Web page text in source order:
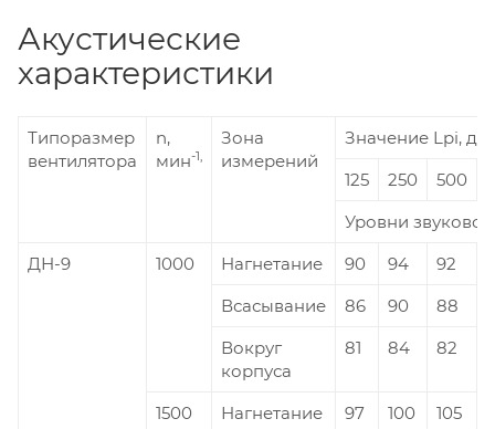
Акустические
характеристики
Типоразмер
вентилятора
n,
мин-1,
Зона
измерений
Значение Lpi, дБ
125
250 500
Уровни
ДН-9
1000 Нагнетание 90 94 92
Всасывание
86 90 88
Вокруг
корпуса
81 84 82
1500 Нагнетание 97 100 105